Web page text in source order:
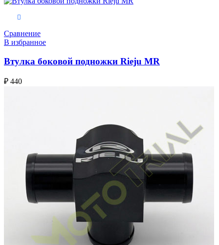
Сравнение
В избранное
Втулка боковой подножки Rieju MR
₽ 440